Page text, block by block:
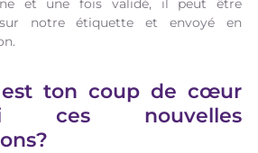
notre étiquette et envoyé en
ton coup de cœur
ces nouvelles